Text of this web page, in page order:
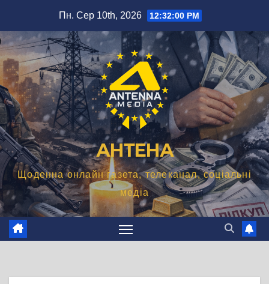
вмісту
Пн. Сер 10th, 2026 12:32:01 PM
АНТЕНА
Щоденна онлайн газета, телеканал, соціальні
медіа